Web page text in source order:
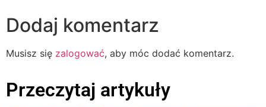
Dodaj komentarz
Musisz się zalogować, aby móc dodać komentarz.
Przeczytaj artykuły